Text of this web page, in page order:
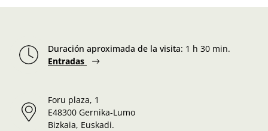
Duración aproximada de la visita: 1 h 30 min.
Entradas
Foru plaza, 1
E48300 Gernika-Lumo
Bizkaia, Euskadi.